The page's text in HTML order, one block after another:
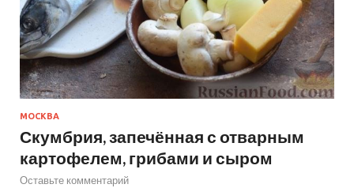
МОСКВА
Скумбрия, запечённая с отварным
картофелем, грибами и сыром
Оставьте комментарий